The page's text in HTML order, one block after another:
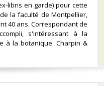
libris en garde) pour cette
la faculté de Montpellier,
40 ans. Correspondant de
s'intéressant à la
à la botanique. Charpin &